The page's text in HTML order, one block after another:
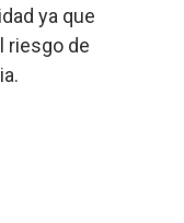
ya que
riesgo de